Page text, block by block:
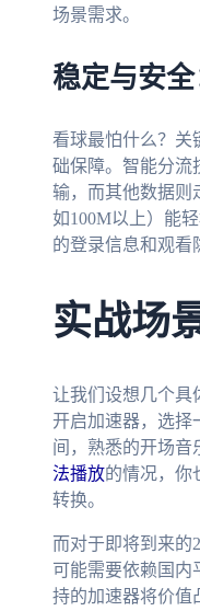
场景需求。
稳定与安
看球最怕什么？关
础保障。智能分流
输，而其他数据则
如100M以上）能
的登录信息和观看
实战场
让我们设想几个具
开启加速器，选择
间，熟悉的开场音
法播放的情况，你
转换。
而对于即将到来的
可能需要依赖国内
持的加速器将价值